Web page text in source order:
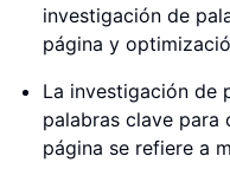
investigación de
página y
La investigación de
palabras clave para
página se refiere a